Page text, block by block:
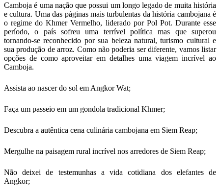
Camboja é uma nação que possui um longo legado de muita história
e cultura. Uma das páginas mais turbulentas da história cambojana é
o regime do Khmer Vermelho, liderado por Pol Pot. Durante esse
período, o país sofreu uma terrível política mas que superou
tornando-se reconhecido por sua beleza natural, turismo cultural e
sua produção de arroz. Como não poderia ser diferente, vamos listar
opções de como aproveitar em detalhes uma viagem incrível ao
Camboja.
Assista ao nascer do sol em Angkor Wat;
Faça um passeio em um gondola tradicional Khmer;
Descubra a autêntica cena culinária cambojana em Siem Reap;
Mergulhe na paisagem rural incrível nos arredores de Siem Reap;
Não deixei de testemunhas a vida cotidiana dos elefantes de
Angkor;